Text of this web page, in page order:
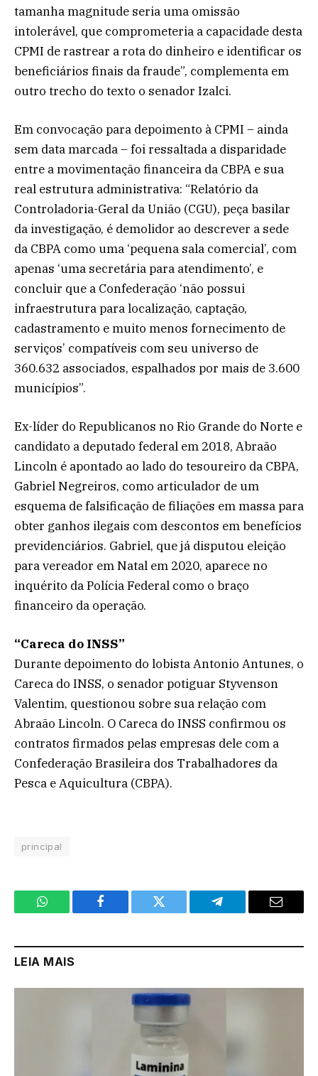
tamanha magnitude seria uma omissão
intolerável, que comprometeria a capacidade desta
CPMI de rastrear a rota do dinheiro e identificar os
beneficiários finais da fraude”, complementa em
outro trecho do texto o senador Izalci.
Em convocação para depoimento à CPMI – ainda
sem data marcada – foi ressaltada a disparidade
entre a movimentação financeira da CBPA e sua
real estrutura administrativa: “Relatório da
Controladoria-Geral da União (CGU), peça basilar
da investigação, é demolidor ao descrever a sede
da CBPA como uma ‘pequena sala comercial’, com
apenas ‘uma secretária para atendimento’, e
concluir que a Confederação ‘não possui
infraestrutura para localização, captação,
cadastramento e muito menos fornecimento de
serviços’ compatíveis com seu universo de
360.632 associados, espalhados por mais de 3.600
municípios”.
Ex-líder do Republicanos no Rio Grande do Norte e
candidato a deputado federal em 2018, Abraão
Lincoln é apontado ao lado do tesoureiro da CBPA,
Gabriel Negreiros, como articulador de um
esquema de falsificação de filiações em massa para
obter ganhos ilegais com descontos em benefícios
previdenciários. Gabriel, que já disputou eleição
para vereador em Natal em 2020, aparece no
inquérito da Polícia Federal como o braço
financeiro da operação.
“Careca do INSS”
Durante depoimento do lobista Antonio Antunes, o
Careca do INSS, o senador potiguar Styvenson
Valentim, questionou sobre sua relação com
Abraão Lincoln. O Careca do INSS confirmou os
contratos firmados pelas empresas dele com a
Confederação Brasileira dos Trabalhadores da
Pesca e Aquicultura (CBPA).
principal
WhatsApp Facebook Twitter Telegram Email
LEIA MAIS